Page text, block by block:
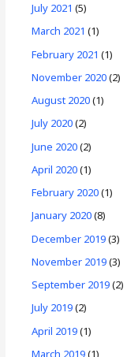
July 2021 (5)
March 2021 (1)
February 2021 (1)
November 2020(2)
August 2020(1)
July 2020(2)
June 2020(2)
April 2020(1)
February 2020(1)
January 2020(8)
December 2019(3)
November 2019(3)
September 2019(2)
July 2019(2)
April 2019(1)
March 2019(1)